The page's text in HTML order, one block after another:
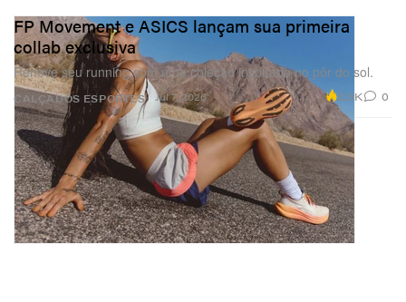
CALÇADOS ESPORTES
FP Movement e ASICS lançam sua primeira
collab exclusiva
Renove seu running com uma coleção inspirada no pôr do sol.
Jul 7, 2026 2.3K 0